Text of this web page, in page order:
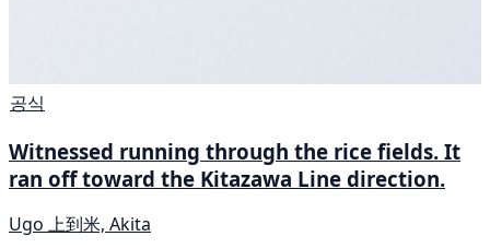
공식
Witnessed running through the rice fields. It
ran off toward the Kitazawa Line direction.
Ugo 上到米, Akita